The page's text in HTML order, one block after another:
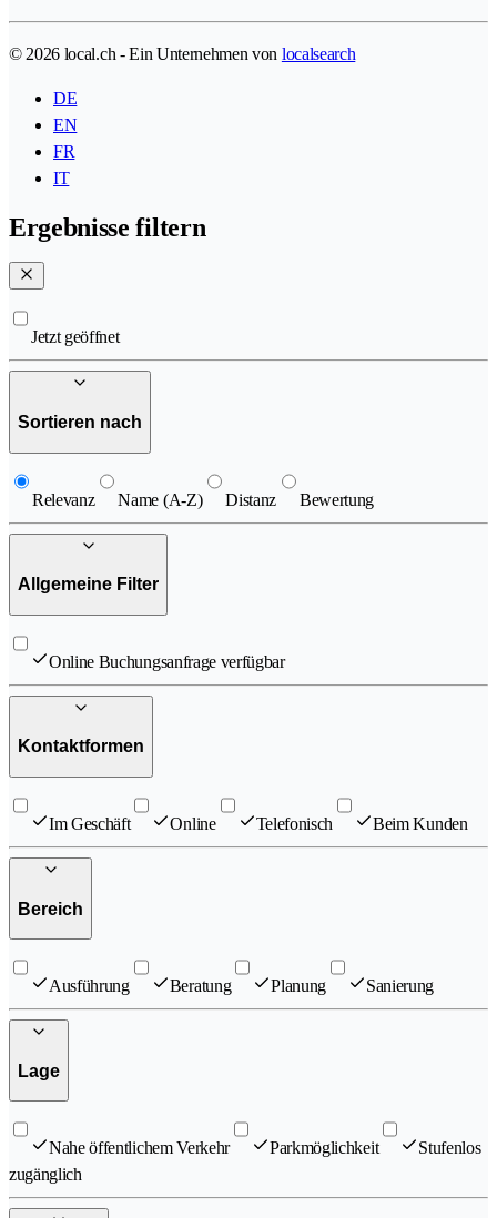
© 2026 local.ch - Ein Unternehmen von localsearch
DE
EN
FR
IT
Ergebnisse filtern
Jetzt geöffnet
Sortieren nach
Relevanz Name (A-Z) Distanz Bewertung
Allgemeine Filter
Online Buchungsanfrage verfügbar
Kontaktformen
Im Geschäft Online Telefonisch Beim Kunden
Bereich
Ausführung Beratung Planung Sanierung
Lage
Nahe öffentlichem Verkehr Parkmöglichkeit
Stufenlos
zugänglich